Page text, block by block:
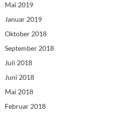
Mai 2019
Januar 2019
Oktober 2018
September 2018
Juli 2018
Juni 2018
Mai 2018
Februar 2018